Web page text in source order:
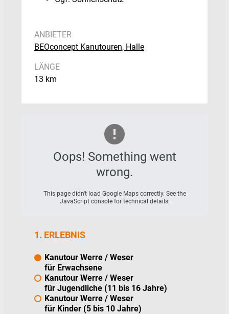
ANBIETER
BEOconcept Kanutouren, Halle
LÄNGE
13 km
Oops! Something went
wrong.
This page didn't load Google Maps correctly. See the
JavaScript console for technical details.
1. ERLEBNIS
Kanutour Werre / Weser
für Erwachsene
Kanutour Werre / Weser
für Jugendliche (11 bis 16 Jahre)
Kanutour Werre / Weser
für Kinder (5 bis 10 Jahre)